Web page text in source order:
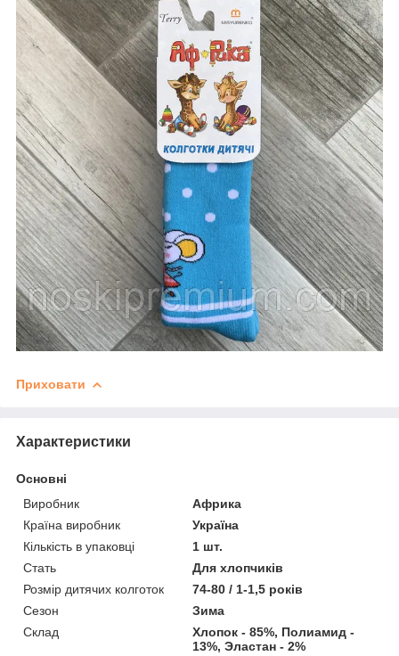
Приховати
Характеристики
Основні
Виробник
Африка
Країна виробник
Україна
Кількість в упаковці
1 шт.
Стать
Для хлопчиків
Розмір дитячих колготок
74-80 / 1-1,5 років
Сезон
Зима
Склад
Хлопок - 85%, Полиамид -
13%, Эластан - 2%